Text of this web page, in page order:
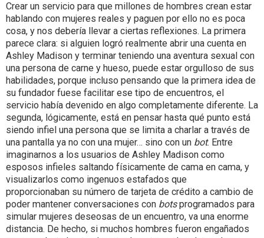
Crear un servicio para que millones de hombres crean estar
hablando con mujeres reales y paguen por ello no es poca
cosa, y nos debería llevar a ciertas reflexiones. La primera
parece clara: si alguien logró realmente abrir una cuenta en
Ashley Madison y terminar teniendo una aventura sexual con
una persona de carne y hueso, puede estar orgulloso de sus
habilidades, porque incluso pensando que la primera idea de
su fundador fuese facilitar ese tipo de encuentros, el
servicio había devenido en algo completamente diferente. La
segunda, lógicamente, está en pensar hasta qué punto está
siendo infiel una persona que se limita a charlar a través de
una pantalla ya no con una mujer… sino con un bot. Entre
imaginarnos a los usuarios de Ashley Madison como
esposos infieles saltando físicamente de cama en cama, y
visualizarlos como ingenuos estafados que
proporcionaban su número de tarjeta de crédito a cambio de
poder mantener conversaciones con botsprogramados para
simular mujeres deseosas de un encuentro, va una enorme
distancia. De hecho, si muchos hombres fueron engañados